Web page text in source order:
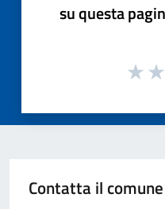
su questa
Contatta il comune